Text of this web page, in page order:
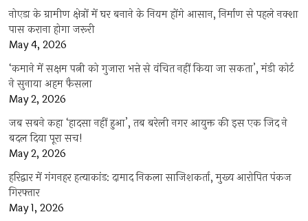
नोएडा के ग्रामीण क्षेत्रों में घर बनाने के नियम होंगे आसान, निर्माण से पहले नक्शा
पास कराना होगा जरूरी
May 4, 2026
‘कमाने में सक्षम पत्नी को गुजारा भत्ते से वंचित नहीं किया जा सकता’, मंडी कोर्ट
ने सुनाया अहम फैसला
May 2, 2026
जब सबने कहा ‘हादसा नहीं हुआ’, तब बरेली नगर आयुक्त की इस एक जिद ने
बदल दिया पूरा सच!
May 2, 2026
हरिद्वार में गंगनहर हत्याकांड: दामाद निकला साजिशकर्ता, मुख्य आरोपित पंकज
गिरफ्तार
May 1, 2026